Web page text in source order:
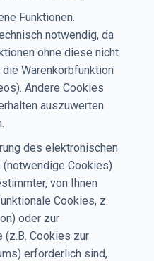
Funktionen.
notwendig, da
ohne diese nicht
Warenkorbfunktion
Andere Cookies
auszuwerten
des elektronischen
Cookies)
von Ihnen
Cookies, z.
oder zur
(z.B. Cookies zur
erforderlich sind,